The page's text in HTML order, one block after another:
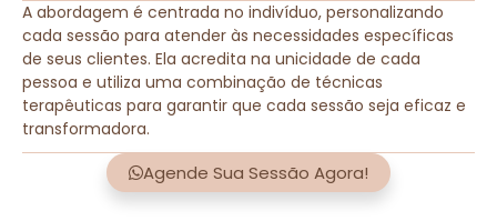
A abordagem é centrada no indivíduo, personalizando
cada sessão para atender às necessidades específicas
de seus clientes. Ela acredita na unicidade de cada
pessoa e utiliza uma combinação de técnicas
terapêuticas para garantir que cada sessão seja eficaz e
transformadora.
Agende Sua Sessão Agora!